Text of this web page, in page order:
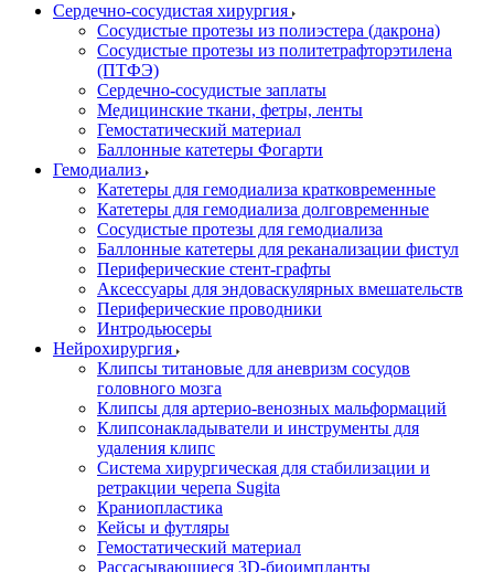
Сердечно-сосудистая хирургия
Сосудистые протезы из полиэстера (дакрона)
Сосудистые протезы из политетрафторэтилена
(ПТФЭ)
Сердечно-сосудистые заплаты
Медицинские ткани, фетры, ленты
Гемостатический материал
Баллонные катетеры Фогарти
Гемодиализ
Катетеры для гемодиализа кратковременные
Катетеры для гемодиализа долговременные
Сосудистые протезы для гемодиализа
Баллонные катетеры для реканализации фистул
Периферические стент-графты
Аксессуары для эндоваскулярных вмешательств
Периферические проводники
Интродьюсеры
Нейрохирургия
Клипсы титановые для аневризм сосудов
головного мозга
Клипсы для артерио-венозных мальформаций
Клипсонакладыватели и инструменты для
удаления клипс
Система хирургическая для стабилизации и
ретракции черепа Sugita
Краниопластика
Кейсы и футляры
Гемостатический материал
Рассасывающиеся 3D-биоимпланты